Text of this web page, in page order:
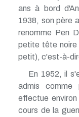
ans à bord
1938, son père
renomme Pen
petite tête noire
petit), c'est-à-
En 1952, il
admis comme
effectue
cours de la